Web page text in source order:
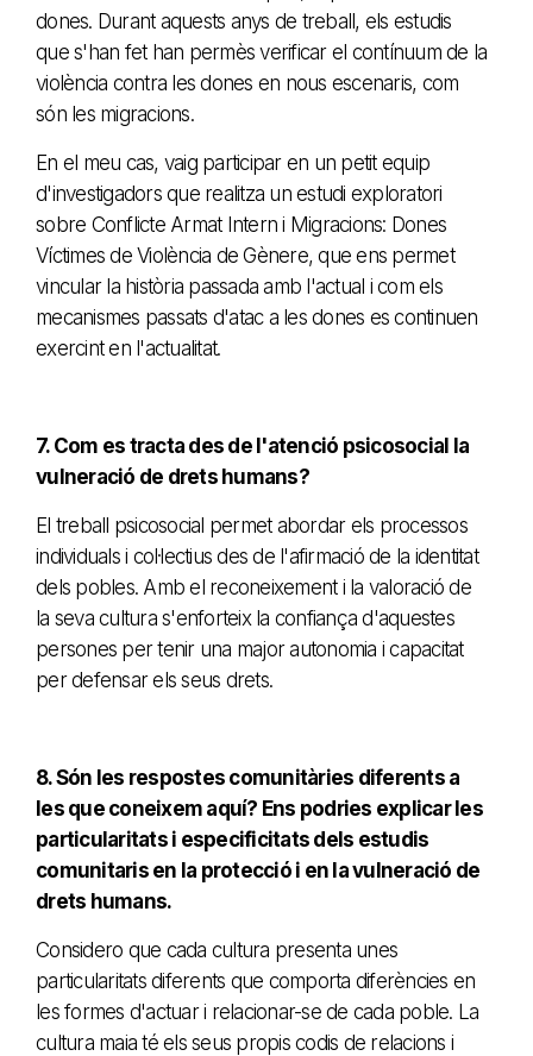
dones. Durant aquests anys de treball, els estudis
que s'han fet han permès verificar el contínuum de la
violència contra les dones en nous escenaris, com
són les migracions.
En el meu cas, vaig participar en un petit equip
d'investigadors que realitza un estudi exploratori
sobre Conflicte Armat Intern i Migracions: Dones
Víctimes de Violència de Gènere, que ens permet
vincular la història passada amb l'actual i com els
mecanismes passats d'atac a les dones es continuen
exercint en l'actualitat.
7. Com es tracta des de l'atenció psicosocial la
vulneració de drets humans?
El treball psicosocial permet abordar els processos
individuals i col·lectius des de l'afirmació de la identitat
dels pobles. Amb el reconeixement i la valoració de
la seva cultura s'enforteix la confiança d'aquestes
persones per tenir una major autonomia i capacitat
per defensar els seus drets.
8. Són les respostes comunitàries diferents a
les que coneixem aquí? Ens podries explicar les
particularitats i especificitats dels estudis
comunitaris en la protecció i en la vulneració de
drets humans.
Considero que cada cultura presenta unes
particularitats diferents que comporta diferències en
les formes d'actuar i relacionar-se de cada poble. La
cultura maia té els seus propis codis de relacions i